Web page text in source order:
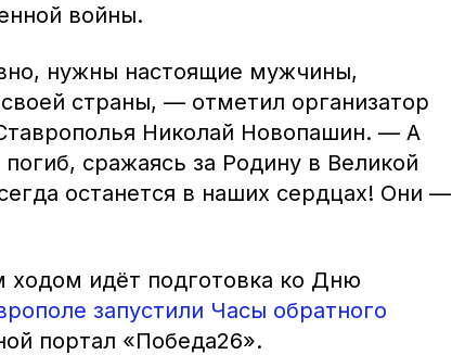
войны.
нужны настоящие мужчины,
страны, — отметил организатор
Николай Новопашин. — А
сражаясь за Родину в Великой
останется в наших сердцах! Они —
идёт подготовка ко Дню
запустили Часы обратного
портал «Победа26».